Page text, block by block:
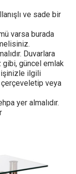
ve sade bir
varsa burada
Duvarlara
gibi, güncel emlak
işinizle ilgili
çerçeveletip veya
yer almalıdır.